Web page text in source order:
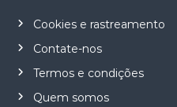
Cookies e rastreamento
Contate-nos
Termos e condições
Quem somos